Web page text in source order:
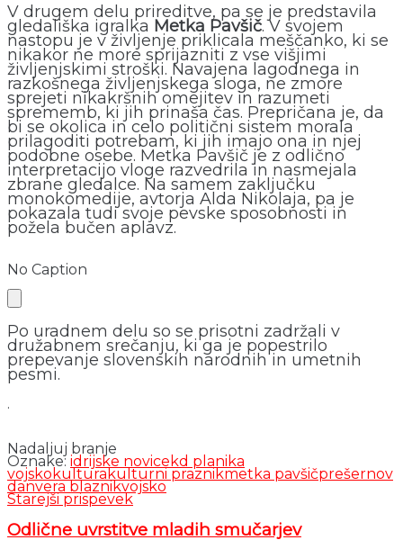
V drugem delu prireditve, pa se je predstavila
gledališka igralka Metka Pavšič. V svojem
nastopu je v življenje priklicala meščanko, ki se
nikakor ne more sprijazniti z vse višjimi
življenjskimi stroški. Navajena lagodnega in
razkošnega življenjskega sloga, ne zmore
sprejeti nikakršnih omejitev in razumeti
sprememb, ki jih prinaša čas. Prepričana je, da
bi se okolica in celo politični sistem morala
prilagoditi potrebam, ki jih imajo ona in njej
podobne osebe. Metka Pavšič je z odlično
interpretacijo vloge razvedrila in nasmejala
zbrane gledalce. Na samem zaključku
monokomedije, avtorja Alda Nikolaja, pa je
pokazala tudi svoje pevske sposobnosti in
požela bučen aplavz.
No Caption
Po uradnem delu so se prisotni zadržali v
družabnem srečanju, ki ga je popestrilo
prepevanje slovenskih narodnih in umetnih
pesmi.
.
Nadaljuj branje
Oznake: idrijske novice kd planika
vojsko kulturakulturni praznikmetka pavšičprešernov
danvera blaznikvojsko
Starejši prispevek
Odlične uvrstitve mladih smučarjev